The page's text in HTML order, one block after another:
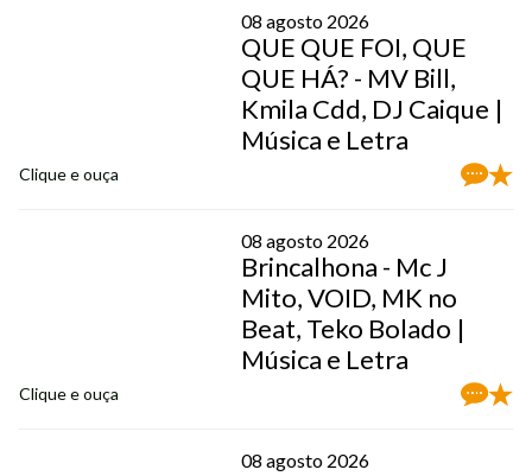
08 agosto 2026
QUE QUE FOI, QUE
QUE HÁ? - MV Bill,
Kmila Cdd, DJ Caique |
Música e Letra
Clique e ouça
08 agosto 2026
Brincalhona - Mc J
Mito, VOID, MK no
Beat, Teko Bolado |
Música e Letra
Clique e ouça
08 agosto 2026